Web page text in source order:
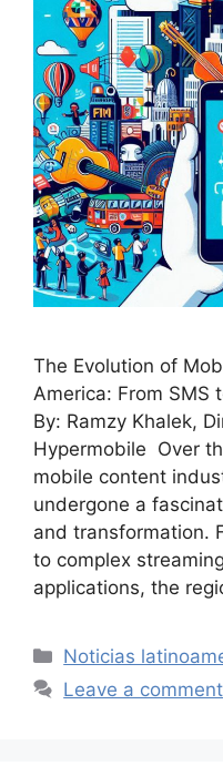
The Evolution of
America: From SMS
By: Ramzy Khalek,
Hypermobile Over
mobile content
undergone a
and transformation.
to complex
applications, the
Categories
Noticias
Leave a comment